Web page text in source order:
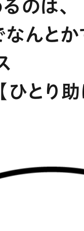
のは、
なんと
とり助